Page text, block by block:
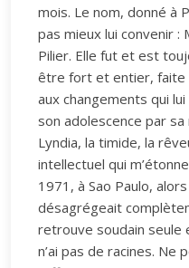
mois. Le nom, donné à
pas mieux lui convenir :
Pilier. Elle fut et est
être fort et entier, faite
aux changements qui
son adolescence par
Lyndia, la timide, la
intellectuel qui
1971, à Sao Paulo,
désagrégeait
retrouve soudain seule
n’ai pas de racines. Ne